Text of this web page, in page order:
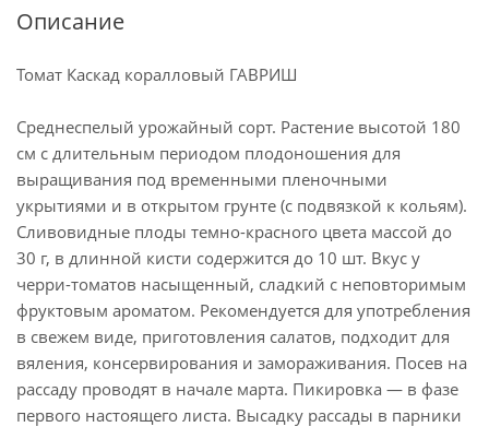
Описание
Томат Каскад коралловый ГАВРИШ
Среднеспелый урожайный сорт. Растение высотой 180
см с длительным периодом плодоношения для
выращивания под временными пленочными
укрытиями и в открытом грунте (с подвязкой к кольям).
Сливовидные плоды темно-красного цвета массой до
30 г, в длинной кисти содержится до 10 шт. Вкус у
черри-томатов насыщенный, сладкий с неповторимым
фруктовым ароматом. Рекомендуется для употребления
в свежем виде, приготовления салатов, подходит для
вяления, консервирования и замораживания. Посев на
рассаду проводят в начале марта. Пикировка — в фазе
первого настоящего листа. Высадку рассады в парники